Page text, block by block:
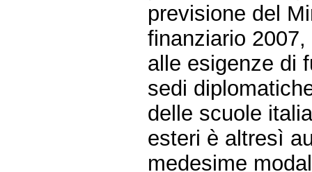
previsione del
finanziario
alle esigenze di
sedi
delle scuole
esteri è altresì
medesime